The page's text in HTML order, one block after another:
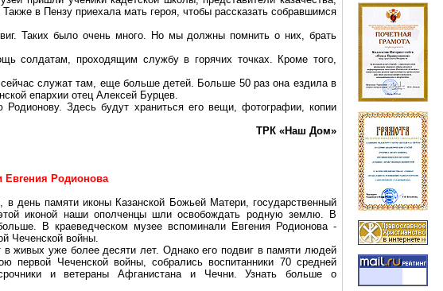
в Пензу приехала мать героя, чтобы рассказать собравшимся
Таких было очень много. Но мы должны помнить о них, брать
солдатам, проходящим службу в горячих точках. Кроме того,
служат там, еще больше детей. Больше 50 раз она ездила в
епархии отец Алексей Бурцев.
Здесь будут храниться его вещи, фотографии, копии
ТРК «Наш Дом»
Евгения Родионова
день памяти иконы Казанской Божьей Матери, государственный
иконой наши ополченцы шли освобождать родную землю. В
В краеведческом музее вспоминали Евгения Родионова -
Чеченской войны.
живых уже более десяти лет. Однако его подвиг в памяти людей
первой Чеченской войны, собрались воспитанники 70 средней
и ветераны Афганистана и Чечни. Узнать больше о